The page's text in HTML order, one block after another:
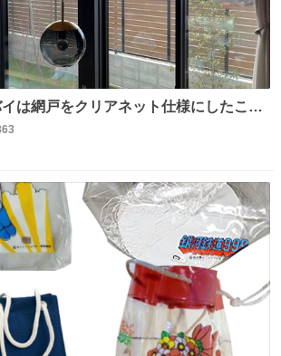
は網戸をクリアネット仕様にしたこ
ら虫の侵入は一切許さないし、見た目
在を感じない。特筆すべきはその値
家を建てる方は迷わず採用してほしい。